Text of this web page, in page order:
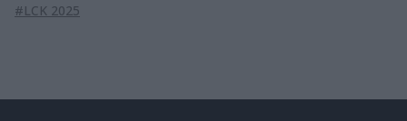
#LCK 2025